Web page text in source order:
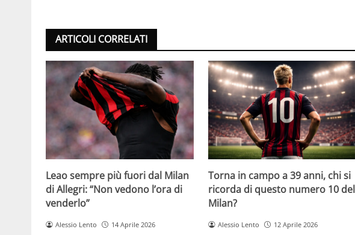
ARTICOLI CORRELATI
Leao sempre più fuori dal Milan
di Allegri: “Non vedono l’ora di
venderlo”
Alessio Lento 14 Aprile 2026
Torna in campo a 39 anni, chi si
ricorda di questo numero 10 del
Milan?
Alessio Lento 12 Aprile 2026